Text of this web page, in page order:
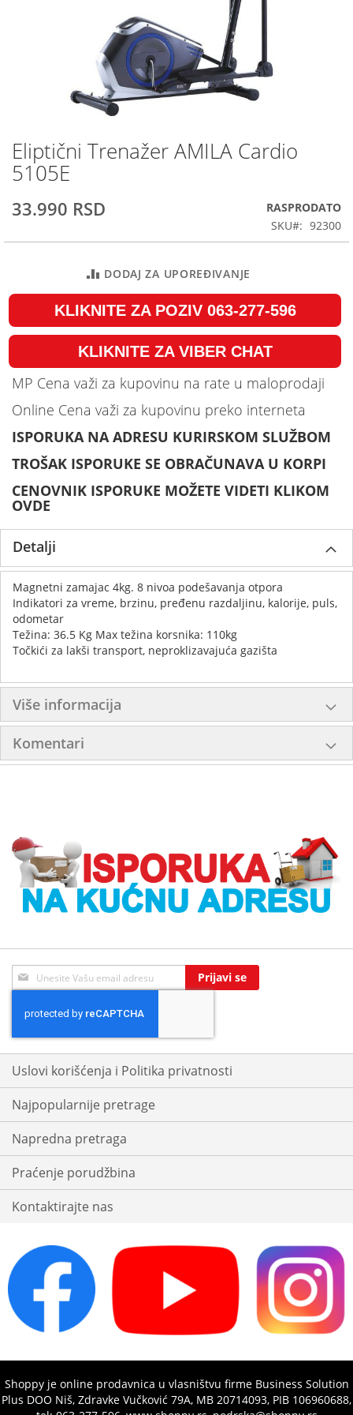
Skip
to
the
of
images
Eliptični Trenažer AMILA Cardio
5105E
33.990 RSD
RASPRODATO
SKU
92300
DODAJ ZA UPOREĐIVANJE
KLIKNITE ZA POZIV 063-277-596
KLIKNITE ZA VIBER CHAT
MP Cena važi za kupovinu na rate u maloprodaji
Online Cena važi za kupovinu preko interneta
ISPORUKA NA ADRESU KURIRSKOM SLUŽBOM
TROŠAK ISPORUKE SE OBRAČUNAVA U KORPI
CENOVNIK ISPORUKE MOŽETE VIDETI KLIKOM
OVDE
Detalji
Magnetni zamajac 4kg. 8 nivoa podešavanja otpora
Indikatori za vreme, brzinu, pređenu razdaljinu, kalorije, puls,
odometar
Težina: 36.5 Kg Max težina korsnika: 110kg
Točkići za lakši transport, neproklizavajuća gazišta
Više informacija
Komentari
Sign
Up
Our
Newsletter:
Prijavi se
Uslovi korišćenja i Politika privatnosti
Najpopularnije pretrage
Napredna pretraga
Praćenje porudžbina
Kontaktirajte nas
Shoppy je online prodavnica u vlasništvu firme Business Solution
Plus DOO Niš, Zdravke Vučković 79A, MB 20714093, PIB 106960688,